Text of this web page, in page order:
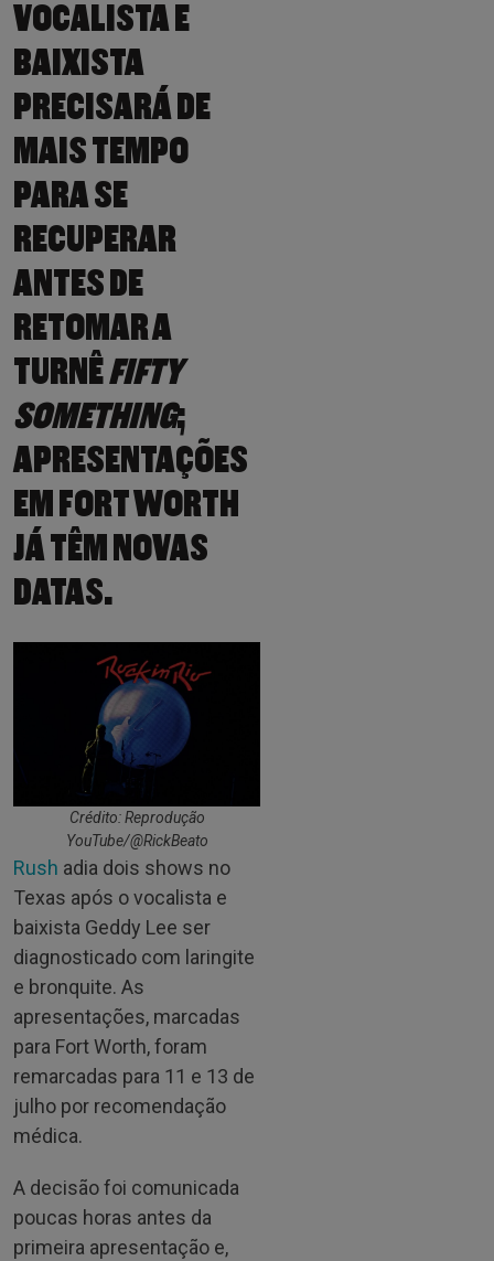
VOCALISTA E
BAIXISTA
PRECISARÁ DE
MAIS TEMPO
PARA SE
RECUPERAR
ANTES DE
RETOMAR A
TURNÊFIFTY
SOMETHING;
APRESENTAÇÕES
EM FORT WORTH
JÁ TÊM NOVAS
DATAS.
Crédito: Reprodução
YouTube/@RickBeato
Rush adia dois shows no
Texas após o vocalista e
baixista Geddy Lee ser
diagnosticado com laringite
e bronquite. As
apresentações, marcadas
para Fort Worth, foram
remarcadas para 11 e 13 de
julho por recomendação
médica.
A decisão foi comunicada
poucas horas antes da
primeira apresentação e,